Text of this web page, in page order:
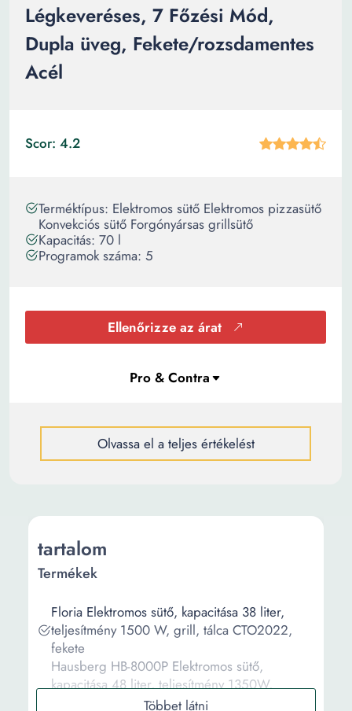
Légkeveréses, 7 Főzési Mód,
Dupla üveg, Fekete/rozsdamentes
Acél
Scor: 4.2
Terméktípus: Elektromos sütő Elektromos pizzasütő
Konvekciós sütő Forgónyársas grillsütő
Kapacitás: 70 l
Programok száma: 5
Ellenőrizze az árat
Olvassa el a teljes értékelést
tartalom
Termékek
Floria Elektromos sütő, kapacitása 38 liter,
teljesítmény 1500 W, grill, tálca CTO2022,
fekete
Hausberg HB-8000P Elektromos sütő,
kapacitása 48 liter, teljesítmény 1350W,
maximális hőmérséklet 320 fok, időzítő